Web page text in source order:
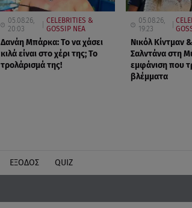
05.08.26,
20:03
CELEBRITIES &
GOSSIP ΝΕΑ
Δανάη Μπάρκα: Το να χάσει
κιλά είναι στο χέρι της; Το
τρολάρισμά της!
05.08.26,
19:23
Νικόλ Κίντμαν
Σαλντάνα στη
εμφάνιση που
βλέμματα
ΕΞΟΔΟΣ QUIZ